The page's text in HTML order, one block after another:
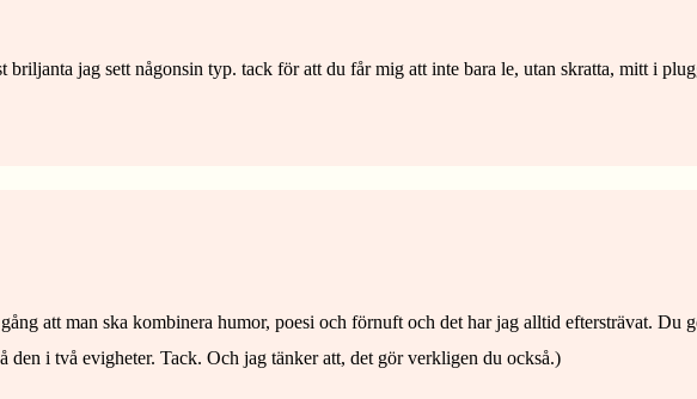
briljanta jag sett någonsin typ. tack för att du får mig att inte bara le, utan skratta, mitt i
att man ska kombinera humor, poesi och förnuft och det har jag alltid eftersträvat. Du
den i två evigheter. Tack. Och jag tänker att, det gör verkligen du också.)